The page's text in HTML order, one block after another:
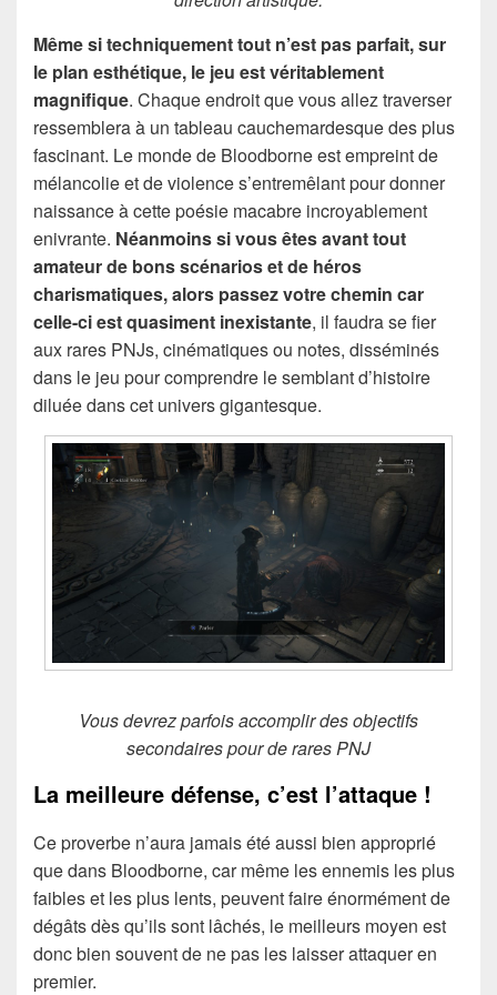
Même si techniquement tout n’est pas parfait, sur
le plan esthétique, le jeu est véritablement
magnifique. Chaque endroit que vous allez traverser
ressemblera à un tableau cauchemardesque des plus
fascinant. Le monde de Bloodborne est empreint de
mélancolie et de violence s’entremêlant pour donner
naissance à cette poésie macabre incroyablement
enivrante. Néanmoins si vous êtes avant tout
amateur de bons scénarios et de héros
charismatiques, alors passez votre chemin car
celle-ci est quasiment inexistante, il faudra se fier
aux rares PNJs, cinématiques ou notes, disséminés
dans le jeu pour comprendre le semblant d’histoire
diluée dans cet univers gigantesque.
Vous devrez parfois accomplir des objectifs
secondaires pour de rares PNJ
La meilleure défense, c’est l’attaque !
Ce proverbe n’aura jamais été aussi bien approprié
que dans Bloodborne, car même les ennemis les plus
faibles et les plus lents, peuvent faire énormément de
dégâts dès qu’ils sont lâchés, le meilleurs moyen est
donc bien souvent de ne pas les laisser attaquer en
premier.